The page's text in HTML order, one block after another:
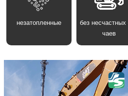
незатопленные
без несчастных
чаев